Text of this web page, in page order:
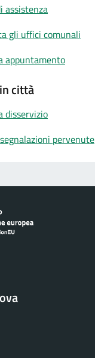
assistenza
gli uffici comunali
appuntamento
città
disservizio
pervenute